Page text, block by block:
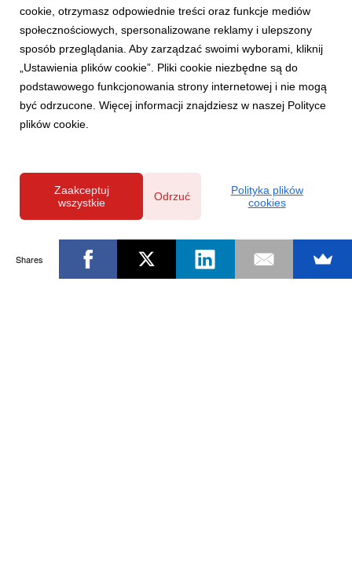
Powered by
cookie, otrzymasz odpowiednie treści oraz funkcje mediów
społecznościowych, spersonalizowane reklamy i ulepszony
sposób przeglądania. Aby zarządzać swoimi wyborami, kliknij
„Ustawienia plików cookie”. Pliki cookie niezbędne są do
podstawowego funkcjonowania strony internetowej i nie mogą
być odrzucone. Więcej informacji znajdziesz w naszej Polityce
plików cookie.
Zaakceptuj
wszystkie
Odrzuć
Polityka plików
cookies
Shares